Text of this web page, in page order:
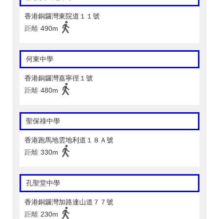
香港銅鑼灣東院道１１號
距離 490m
何東中學
香港銅鑼灣嘉寧徑１號
距離 480m
聖保祿中學
香港跑馬地雲地利道１８Ａ號
距離 330m
孔聖堂中學
香港銅鑼灣加路連山道７７號
距離 230m